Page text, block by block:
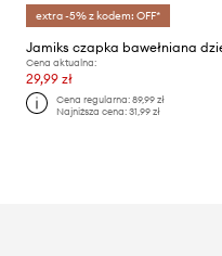
extra -5% z kodem: OFF*
Cena aktualna:
29,99 zł
Cena regularna:89,99 zł
Najniższa cena:31,99 zł